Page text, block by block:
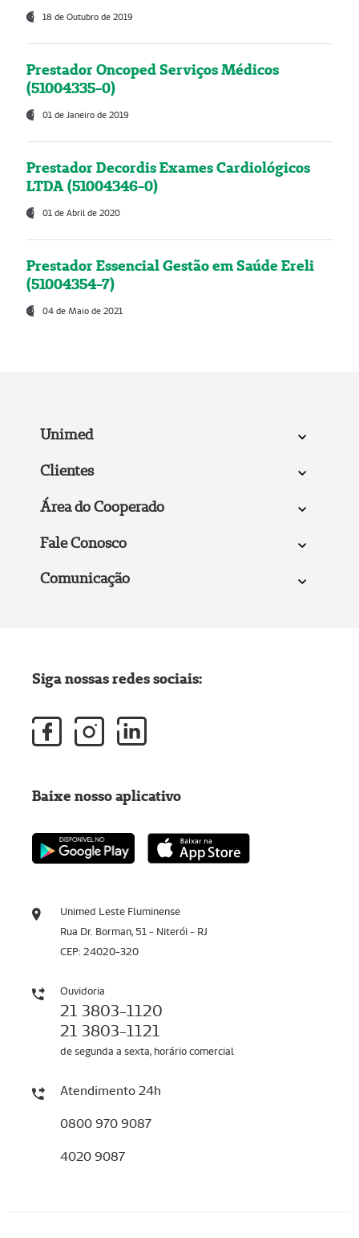
18 de Outubro de 2019
Prestador Oncoped Serviços Médicos
(51004335-0)
01 de Janeiro de 2019
Prestador Decordis Exames Cardiológicos
LTDA (51004346-0)
01 de Abril de 2020
Prestador Essencial Gestão em Saúde Ereli
(51004354-7)
04 de Maio de 2021
Unimed
Clientes
Área do Cooperado
Fale Conosco
Comunicação
Unimed Leste Fluminense
Rua Dr. Borman, 51 - Niterói - RJ
CEP: 24020-320
Ouvidoria
21 3803-1120
21 3803-1121
de segunda a sexta, horário comercial
Atendimento 24h
0800 970 9087
4020 9087
Siga nossas redes sociais:
Baixe nosso aplicativo